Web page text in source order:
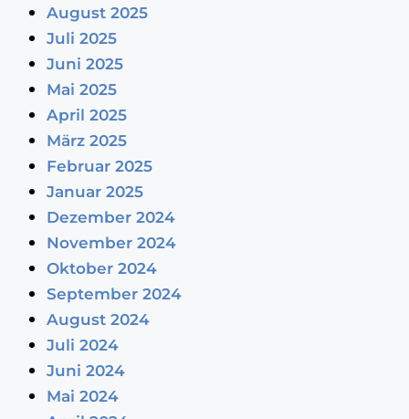
August 2025
Juli 2025
Juni 2025
Mai 2025
April 2025
März 2025
Februar 2025
Januar 2025
Dezember 2024
November 2024
Oktober 2024
September 2024
August 2024
Juli 2024
Juni 2024
Mai 2024